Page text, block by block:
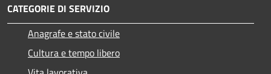
CATEGORIE DI SERVIZIO
Anagrafe e stato civile
Cultura e tempo libero